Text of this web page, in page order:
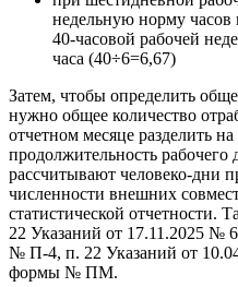
недельную норму часов
40‑часовой рабочей
часа (40÷6=6,67)
Затем, чтобы определить
нужно общее количество
отчетном месяце разделить
продолжительность
рассчитывают человеко-дни
численности внешних
статистической отчетности.
22 Указаний от 17.11.2025 №
№ П-4, п. 22 Указаний от
формы № ПМ.